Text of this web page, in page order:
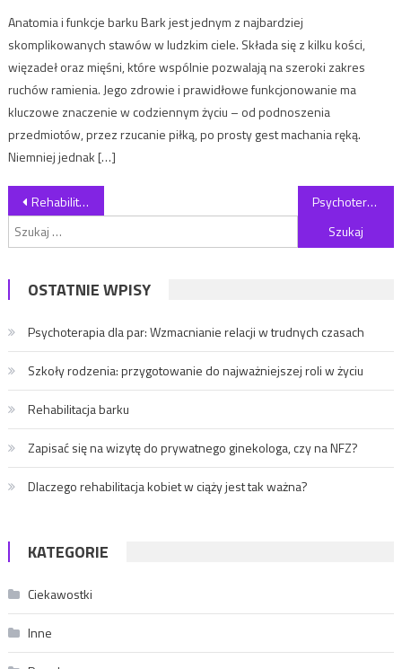
Anatomia i funkcje barku Bark jest jednym z najbardziej
skomplikowanych stawów w ludzkim ciele. Składa się z kilku kości,
więzadeł oraz mięśni, które wspólnie pozwalają na szeroki zakres
ruchów ramienia. Jego zdrowie i prawidłowe funkcjonowanie ma
kluczowe znaczenie w codziennym życiu – od podnoszenia
przedmiotów, przez rzucanie piłką, po prosty gest machania ręką.
Niemniej jednak […]
Nawigacja wpisu
Rehabilitacja barku Psychoterapia dla par: Wzmacnianie relacji w trudnych czasach
Szukaj:
OSTATNIE WPISY
Psychoterapia dla par: Wzmacnianie relacji w trudnych czasach
Szkoły rodzenia: przygotowanie do najważniejszej roli w życiu
Rehabilitacja barku
Zapisać się na wizytę do prywatnego ginekologa, czy na NFZ?
Dlaczego rehabilitacja kobiet w ciąży jest tak ważna?
KATEGORIE
Ciekawostki
Inne